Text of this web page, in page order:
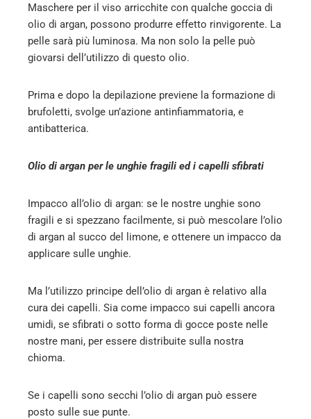
Maschere per il viso arricchite con qualche goccia di
olio di argan, possono produrre effetto rinvigorente. La
pelle sarà più luminosa. Ma non solo la pelle può
giovarsi dell’utilizzo di questo olio.
Prima e dopo la depilazione previene la formazione di
brufoletti, svolge un’azione antinfiammatoria, e
antibatterica.
Olio di argan per le unghie fragili ed i capelli sfibrati
Impacco all’olio di argan: se le nostre unghie sono
fragili e si spezzano facilmente, si può mescolare l’olio
di argan al succo del limone, e ottenere un impacco da
applicare sulle unghie.
Ma l’utilizzo principe dell’olio di argan è relativo alla
cura dei capelli. Sia come impacco sui capelli ancora
umidi, se sfibrati o sotto forma di gocce poste nelle
nostre mani, per essere distribuite sulla nostra
chioma.
Se i capelli sono secchi l’olio di argan può essere
posto sulle sue punte.